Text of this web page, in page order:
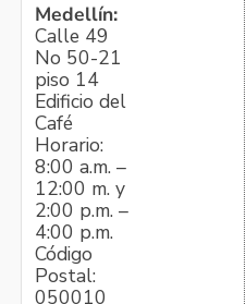
Medellín:
Calle 49
No 50-21
piso 14
Edificio del
Café
Horario:
8:00 a.m. –
12:00 m. y
2:00 p.m. –
4:00 p.m.
Código
Postal:
050010